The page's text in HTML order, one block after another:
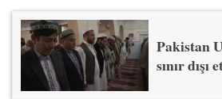
Pakistan
sınır dışı